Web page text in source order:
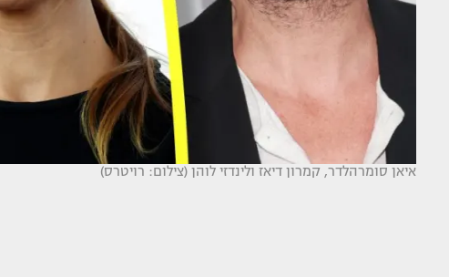
איאן סומרהלדר, קמרון דיאז ולינדזי לוהן (צילום: רויטרס)